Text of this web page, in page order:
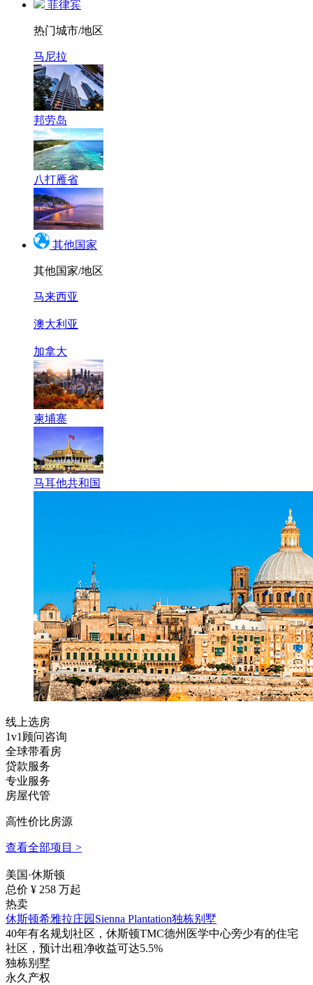
菲律宾
热门城市/地区
马尼拉
邦劳岛
八打雁省
其他国家
其他国家/地区
马来西亚
澳大利亚
加拿大
柬埔寨
马耳他共和国
线上选房
1v1顾问咨询
全球带看房
贷款服务
专业服务
房屋代管
高性价比房源
查看全部项目 >
美国·休斯顿
总价 ¥ 258 万起
热卖
休斯顿希雅拉庄园Sienna Plantation独栋别墅
40年有名规划社区，休斯顿TMC德州医学中心旁少有的住宅
社区，预计出租净收益可达5.5%
独栋别墅
永久产权